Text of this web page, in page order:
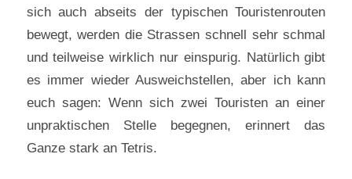
sich auch abseits der typischen Touristenrouten
bewegt, werden die Strassen schnell sehr schmal
und teilweise wirklich nur einspurig. Natürlich gibt
es immer wieder Ausweichstellen, aber ich kann
euch sagen: Wenn sich zwei Touristen an einer
unpraktischen Stelle begegnen, erinnert das
Ganze stark an Tetris.